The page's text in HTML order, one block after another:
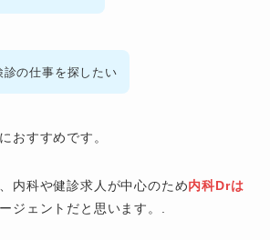
診の仕事を探したい
おすすめです。
内科や健診求人が中心のため内科Drは
ジェントだと思います。.